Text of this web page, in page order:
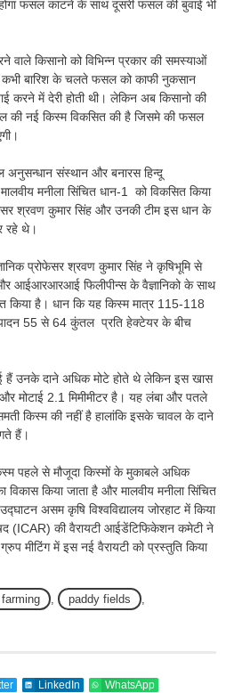
फसल काटने के साथ दूसरी फसल की बुवाई भी
वाले किसानो को विभिन्न प्रकार की समस्याओं
कभी बारिश के चलते फसल को काफी नुकसान
करने में देरी होती थी। लेकिन अब किसानो की
की नई किस्म विकसित की है जिसमे की फसल
अनुसन्धान संस्थान और बनारस हिन्दू
मनीला सिंचित धान-1 को विकसित किया
श्रवण कुमार सिंह और उनकी टीम इस धान के
रहे थे।
प्रोफेसर श्रवण कुमार सिंह ने कृषिभूमि से
आईआरआरआई फिलीपीन्स के वैज्ञानिको के साथ
किया है। धान कि यह किस्म मात्र 115-118
55 से 64 कुंतल प्रति हेक्टेयर के बीच
हैं उनके दाने अधिक मोटे होते थे लेकिन इस खास
मोटाई 2.1 मिमीमीटर है। यह लंबा और पतले
किस्म की नहीं है हालांकि इसके चावल के दाने
हैं।
पहले से मौजूदा किस्मों के मुकाबले अधिक
विकास किया जाता है और मालवीय मनीला सिंचित
असम कृषि विश्वविद्यालय जोरहाट में किया
(ICAR) की वैरायटी आईडेंटिफिकेशन कमेटी ने
मीटिंग में इस नई वैरायटी को प्रस्तुति किया
paddy fields
LinkedIn WhatsApp